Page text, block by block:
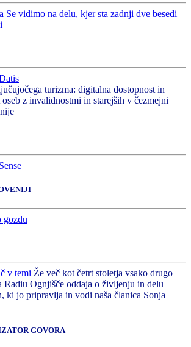
turizma: digitalna dostopnost in
z invalidnostmi in starejših v čezmejni
Že več kot četrt stoletja vsako drugo
Radiu Ognjišče oddaja o življenju in delu
ki jo pripravlja in vodi naša članica Sonja
GOVORA